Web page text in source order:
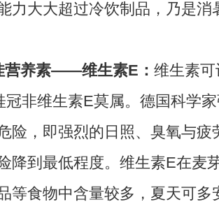
力大大超过冷饮制品，乃是消
营养素——维生素E： 维生素
冠非维生素E莫属。德国科学
险，即强烈的日照、臭氧与疲
降到最低程度。维生素E在麦
等食物中含量较多，夏天可多